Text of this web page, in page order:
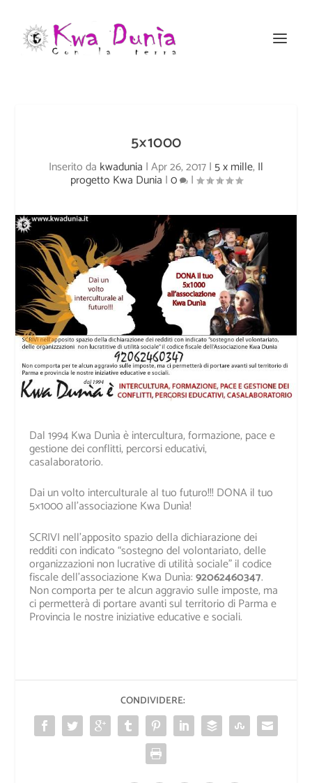
5×1000
Inserito da kwadunia |Apr 26, 2017|5 x mille,Il
progetto Kwa Dunia |0 |
Dal 1994 Kwa Dunìa è intercultura, formazione, pace e
gestione dei conflitti, percorsi educativi,
casalaboratorio.
Dai un volto interculturale al tuo futuro!!! DONA il tuo
5×1000 all’associazione Kwa Dunìa!
SCRIVI nell’apposito spazio della dichiarazione dei
redditi con indicato “sostegno del volontariato, delle
organizzazioni non lucrative di utilità sociale” il codice
fiscale dell’associazione Kwa Dunìa:92062460347.
Non comporta per te alcun aggravio sulle imposte, ma
ci permetterà di portare avanti sul territorio di Parma e
Provincia le nostre iniziative educative e sociali.
CONDIVIDERE: